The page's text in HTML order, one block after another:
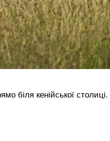
біля кенійської